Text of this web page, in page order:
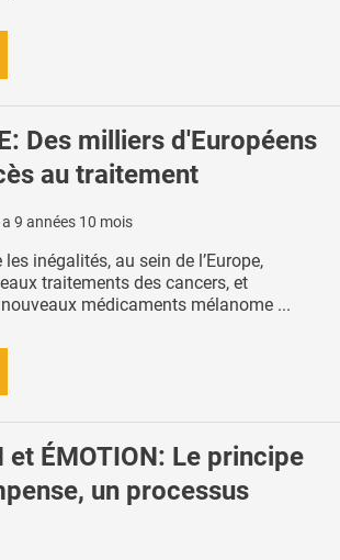
Des milliers d'Européens
au traitement
9 années 10 mois
les inégalités, au sein de l’Europe,
traitements des cancers, et
médicaments mélanome ...
et ÉMOTION: Le principe
un processus